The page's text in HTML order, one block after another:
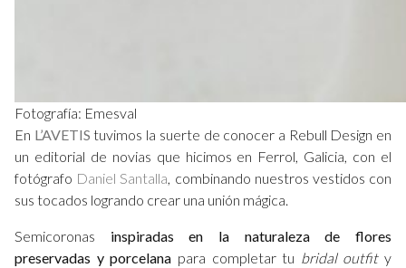
Fotografía: Emesval
En L’AVETIS tuvimos la suerte de conocer a Rebull Design en
un editorial de novias que hicimos en Ferrol, Galicia, con el
fotógrafo Daniel Santalla, combinando nuestros vestidos con
sus tocados logrando crear una unión mágica.
Semicoronas inspiradas en la naturaleza de flores
preservadas y porcelana para completar tu bridal outfity